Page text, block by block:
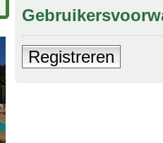
Registreren